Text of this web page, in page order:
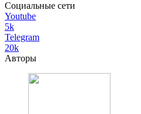
Социальные сети
Youtube
5k
Telegram
20k
Авторы